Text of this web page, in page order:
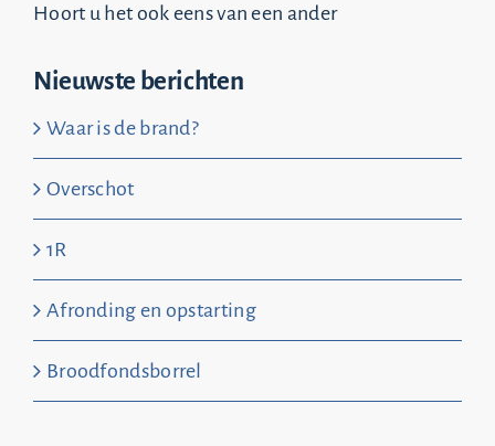
Hoort u het ook eens van een ander
Nieuwste berichten
Waar is de brand?
Overschot
1R
Afronding en opstarting
Broodfondsborrel